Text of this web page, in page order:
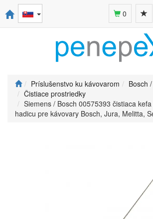
0
Príslušenstvo ku kávovarom
Bosch
Čistiace prostriedky
Siemens / Bosch 00575393 čistiaca
hadicu pre kávovary Bosch, Jura, Melitta,